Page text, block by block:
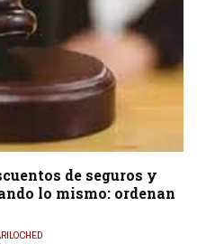
de seguros y
lo mismo: ordenan